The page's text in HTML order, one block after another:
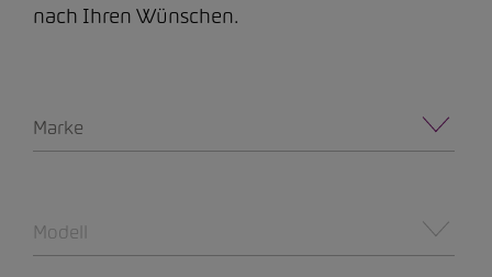
nach Ihren Wünschen.
Marke
Modell